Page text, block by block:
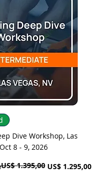
rápida
Dive Workshop, Las
8 - 9, 2026
US$ 1.395,00 US$ 1.295,00